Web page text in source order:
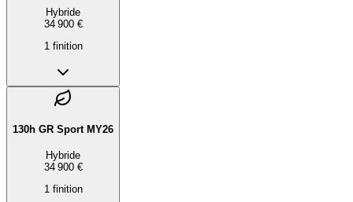
Hybride
34 900 €
1finition
130h GR Sport MY26
Hybride
34 900 €
1finition